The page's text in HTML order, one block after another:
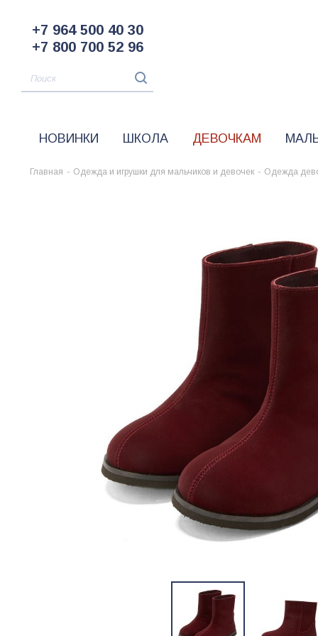
+7 964 500 40 30
+7 800 700 52 96
НОВИНКИ ШКОЛА ДЕВОЧКАМ
Главная - Одежда и игрушки для мальчиков и девочек - Одежда